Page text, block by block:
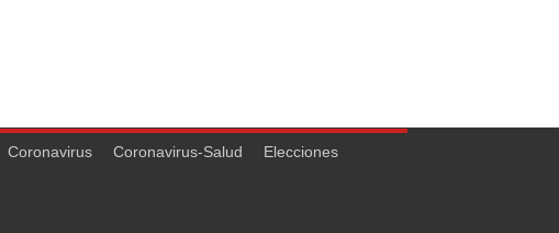
Coronavirus Coronavirus-Salud
Elecciones